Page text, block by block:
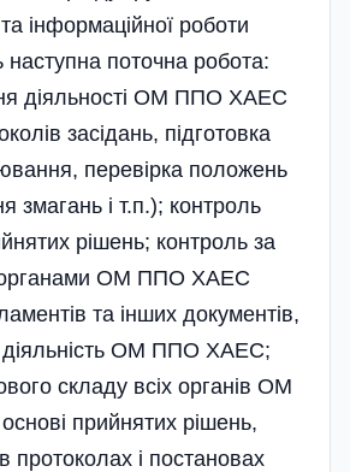
та інформаційної роботи
наступна поточна робота:
діяльності ОМ ППО ХАЕС
засідань, підготовка
перевірка положень
змагань і т.п.); контроль
рішень; контроль за
ОМ ППО ХАЕС
та інших документів,
діяльність ОМ ППО ХАЕС;
складу всіх органів ОМ
прийнятих рішень,
протоколах і постановах